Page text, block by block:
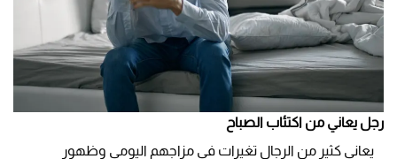
رجل يعاني من اكتئاب الصباح
يعاني كثير من الرجال تغيرات في مزاجهم اليومي وظهور